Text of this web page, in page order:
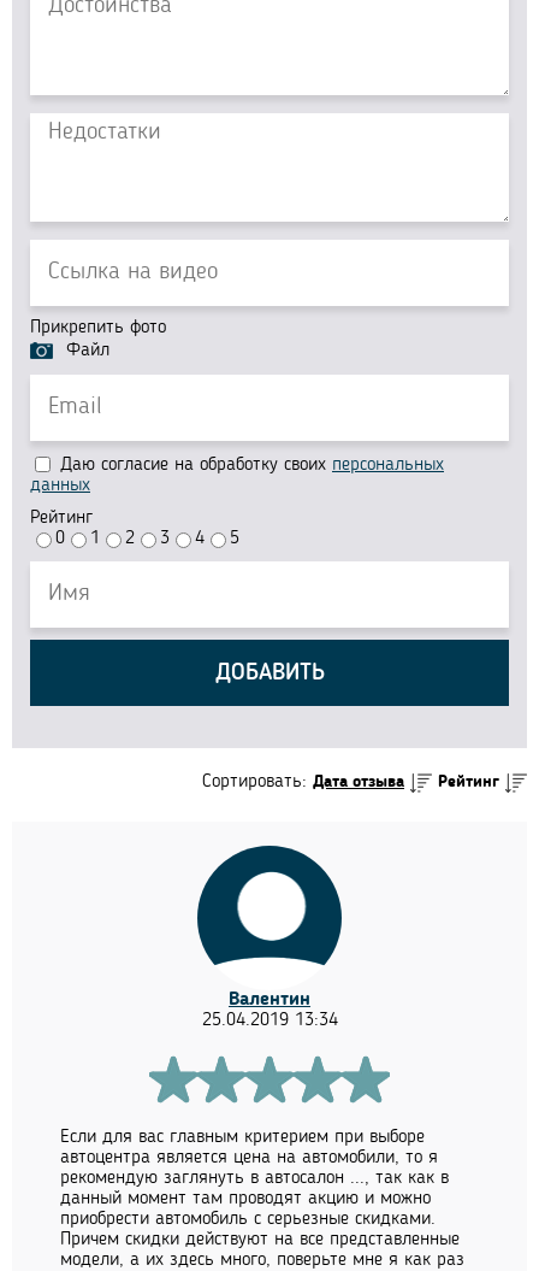
Прикрепить фото
Файл
Даю согласие на обработку своих персональных
данных
Рейтинг
0
1 2 3 4 5
ДОБАВИТЬ
Сортировать: Дата отзыва Рейтинг
Валентин
25.04.2019 13:34
Если для вас главным критерием при выборе
автоцентра является цена на автомобили, то я
рекомендую заглянуть в автосалон ..., так как в
данный момент там проводят акцию и можно
приобрести автомобиль с серьезные скидками.
Причем скидки действуют на все представленные
модели, а их здесь много, поверьте мне я как раз